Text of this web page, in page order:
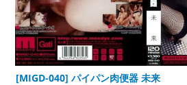
[MIGD-040] パイパン肉便器 未来